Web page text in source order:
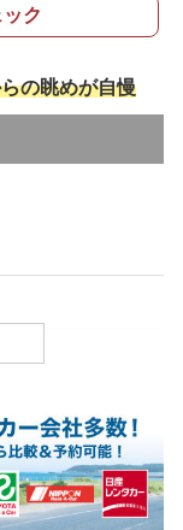
ク
の眺めが自慢